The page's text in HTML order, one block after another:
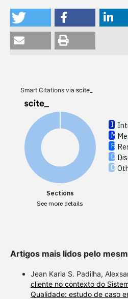
Smart Citations via scite_
Sections
See more details
Artigos mais lidos pelo
Jean Karla S. Padilha,
cliente no contexto do
Qualidade: estudo de caso